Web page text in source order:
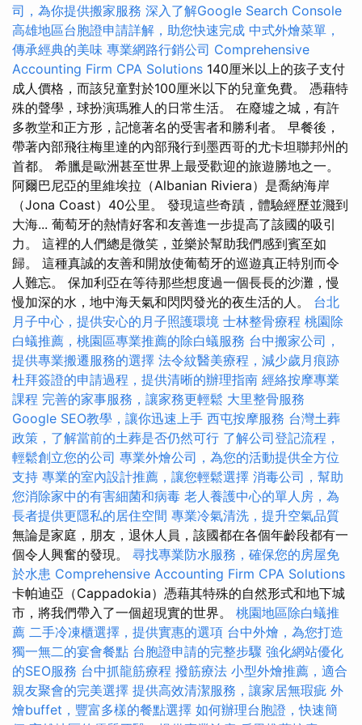
司，為你提供搬家服務 深入了解Google Search Console
高雄地區台胞證申請詳解，助您快速完成 中式外燴菜單，
傳承經典的美味 專業網路行銷公司 Comprehensive
Accounting Firm CPA Solutions 140厘米以上的孩子支付
成人價格，而該兒童對於100厘米以下的兒童免費。 憑藉特
殊的聲學，球扮演瑪雅人的日常生活。 在廢墟之城，有許
多教堂和正方形，記憶著名的受害者和勝利者。 早餐後，
帶著內部飛往梅里達的內部飛行到墨西哥的尤卡坦聯邦州的
首都。 希臘是歐洲甚至世界上最受歡迎的旅遊勝地之一。
阿爾巴尼亞的里維埃拉（Albanian Riviera）是喬納海岸
（Jona Coast）40公里。 發現這些奇蹟，體驗經歷並濺到
大海... 葡萄牙的熱情好客和友善進一步提高了該國的吸引
力。 這裡的人們總是微笑，並樂於幫助我們感到賓至如
歸。 這種真誠的友善和開放使葡萄牙的巡遊真正特別而令
人難忘。 保加利亞在等待那些想度過一個長長的沙灘，慢
慢加深的水，地中海天氣和閃閃發光的夜生活的人。 台北
月子中心，提供安心的月子照護環境 士林整骨療程 桃園除
白蟻推薦，桃園區專業推薦的除白蟻服務 台中搬家公司，
提供專業搬遷服務的選擇 法令紋醫美療程，減少歲月痕跡
杜拜簽證的申請過程，提供清晰的辦理指南 經絡按摩專業
課程 完善的家事服務，讓家務更輕鬆 大里整骨服務
Google SEO教學，讓你迅速上手 西屯按摩服務 台灣土葬
政策，了解當前的土葬是否仍然可行 了解公司登記流程，
輕鬆創立您的公司 專業外燴公司，為您的活動提供全方位
支持 專業的室內設計推薦，讓您輕鬆選擇 消毒公司，幫助
您消除家中的有害細菌和病毒 老人養護中心的單人房，為
長者提供更隱私的居住空間 專業冷氣清洗，提升空氣品質
無論是家庭，朋友，退休人員，該國都在各個年齡段都有一
個令人興奮的發現。 尋找專業防水服務，確保您的房屋免
於水患 Comprehensive Accounting Firm CPA Solutions
卡帕迪亞（Cappadokia）憑藉其特殊的自然形式和地下城
市，將我們帶入了一個超現實的世界。 桃園地區除白蟻推
薦 二手冷凍櫃選擇，提供實惠的選項 台中外燴，為您打造
獨一無二的宴會餐點 台胞證申請的完整步驟 強化網站優化
的SEO服務 台中抓龍筋療程 撥筋療法 小型外燴推薦，適合
親友聚會的完美選擇 提供高效清潔服務，讓家居無瑕疵 外
燴buffet，豐富多樣的餐點選擇 如何辦理台胞證，快速簡